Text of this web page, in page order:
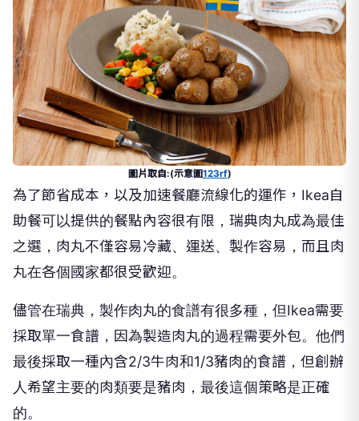
圖片取自:(示意圖123rf)
為了節省成本，以及加速餐廳流線化的運作，Ikea自
助餐可以提供的餐點內容很有限，瑞典肉丸成為最佳
之選，肉丸不僅容易冷藏、運送、製作容易，而且肉
丸在各個國家都很受歡迎。
儘管在瑞典，製作肉丸的食譜有很多種，但Ikea需要
採取單一食譜，因為製造肉丸的過程需要外包。他們
最後採取一種內含2/3牛肉和1/3豬肉的食譜，但創辦
人希望主要的肉類要是豬肉，最後這個策略是正確
的。